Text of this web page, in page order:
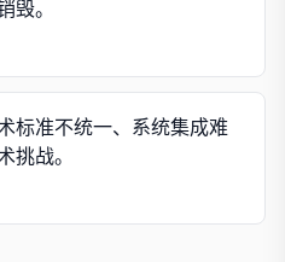
毁。
标准不统一、系统集成难
挑战。